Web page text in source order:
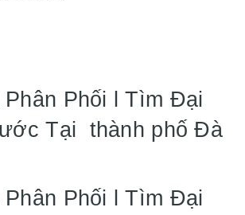
Phối l Tìm Đại
Tại thành phố Đà
Phối l Tìm Đại